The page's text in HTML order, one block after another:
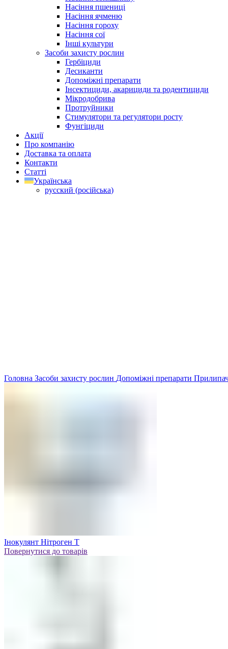
Насіння пшениці
Насіння ячменю
Насіння гороху
Насіння сої
Інші культури
Засоби захисту рослин
Гербіциди
Десиканти
Допоміжні препарати
Інсектициди, акарициди та родентициди
Мікродобрива
Протруйники
Стимулятори та регулятори росту
Фунгіциди
Акції
Про компанію
Доставка та оплата
Контакти
Статті
Українська
русский (російська)
Головна Засоби захисту рослин Допоміжні препарати
Інокулянт Нітроген Т
Повернутися до товарів